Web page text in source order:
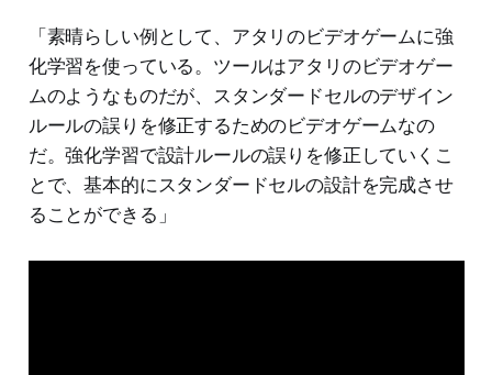
「素晴らしい例として、アタリのビデオゲームに強
化学習を使っている。ツールはアタリのビデオゲー
ムのようなものだが、スタンダードセルのデザイン
ルールの誤りを修正するためのビデオゲームなの
だ。強化学習で設計ルールの誤りを修正していくこ
とで、基本的にスタンダードセルの設計を完成させ
ることができる」